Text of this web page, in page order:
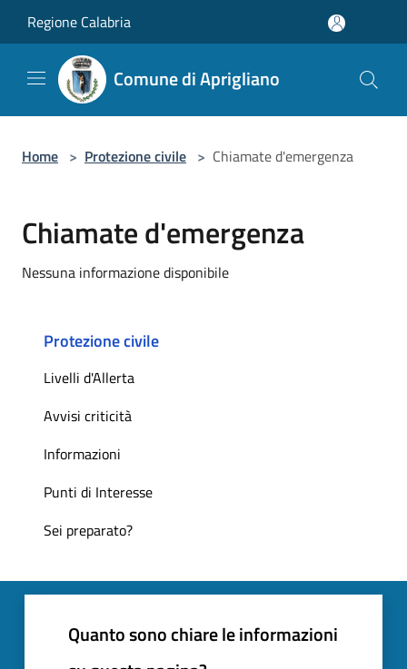
Regione Calabria
Comune di Aprigliano
Home > Protezione civile > Chiamate d'emergenza
Chiamate d'emergenza
Nessuna informazione disponibile
Protezione civile
Livelli d'Allerta
Avvisi criticità
Informazioni
Punti di Interesse
Sei preparato?
Quanto sono chiare le informazioni